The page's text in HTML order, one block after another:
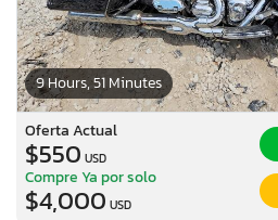
9 Hours, 51 Minutes
Oferta Actual
$550 USD
Compre Ya por solo
$4,000 USD